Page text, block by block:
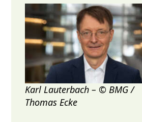
Karl Lauterbach – © BMG /
Thomas Ecke